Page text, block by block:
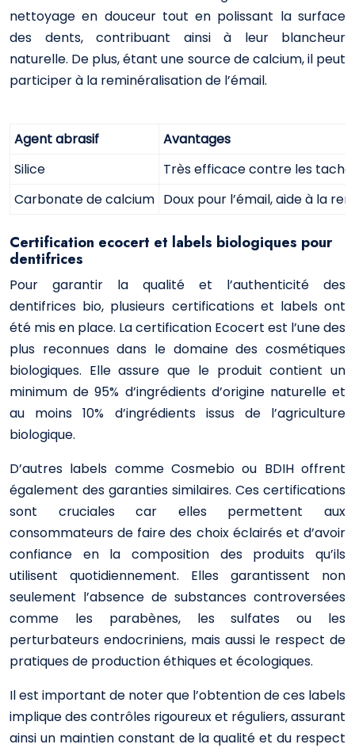
nettoyage en douceur tout en polissant la surface
des dents, contribuant ainsi à leur blancheur
naturelle. De plus, étant une source de calcium, il peut
participer à la reminéralisation de l’émail.
Agent abrasif
Avantages
Silice
Très efficace contre les
Carbonate de calcium Doux pour l’émail, aide à la
Certification ecocert et labels biologiques pour
dentifrices
Pour garantir la qualité et l’authenticité des
dentifrices bio, plusieurs certifications et labels ont
été mis en place. La certification Ecocert est l’une des
plus reconnues dans le domaine des cosmétiques
biologiques. Elle assure que le produit contient un
minimum de 95% d’ingrédients d’origine naturelle et
au moins 10% d’ingrédients issus de l’agriculture
biologique.
D’autres labels comme Cosmebio ou BDIH offrent
également des garanties similaires. Ces certifications
sont cruciales car elles permettent aux
consommateurs de faire des choix éclairés et d’avoir
confiance en la composition des produits qu’ils
utilisent quotidiennement. Elles garantissent non
seulement l’absence de substances controversées
comme les parabènes, les sulfates ou les
perturbateurs endocriniens, mais aussi le respect de
pratiques de production éthiques et écologiques.
Il est important de noter que l’obtention de ces labels
implique des contrôles rigoureux et réguliers, assurant
ainsi un maintien constant de la qualité et du respect